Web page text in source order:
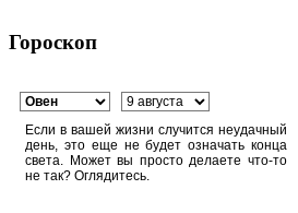
Гороскоп
Если в вашей жизни случится неудачный
день, это еще не будет означать конца
света. Может вы просто делаете что-то
не так? Оглядитесь.